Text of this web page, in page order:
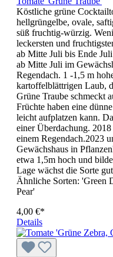
Köstliche grüne
hellgrüngelbe, ova­le,
süß fruchtig-würzig.
leckersten und
ab Mitte Juli bis Ende
ab Mitte Juli im
Regendach. 1 -1,5 m
kartoffelblättrigen Laub,
Grüne Traube schmeckt
Früchte haben eine
leicht aufplatzen kann.
einer Überdachung.
einem Regendach.2023
Gewächshaus in
etwa 1,5m hoch und
Lage wächst die Sorte
Ähnliche Sorten: 'Green
Pear'
4,00 €*
Details